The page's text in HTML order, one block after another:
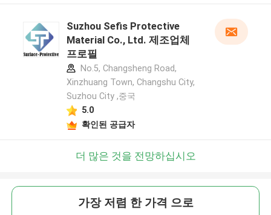
Suzhou Sefis Protective
Material Co., Ltd. 제조업체
프로필
No.5, Changsheng Road,
Xinzhuang Town, Changshu City,
Suzhou City ,중국
5.0
확인된 공급자
더 많은 것을 전망하십시오
가장 저렴 한 가격 으로